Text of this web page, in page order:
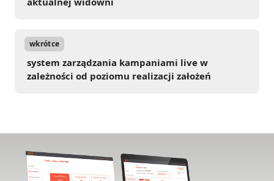
system zarządzania kampaniami live w
zależności od poziomu realizacji założeń